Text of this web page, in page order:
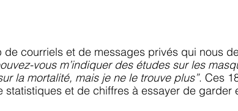
courriels et de messages privés qui nous
vous m’indiquer des études sur les
la mortalité, mais je ne le trouve plus”. Ces
statistiques et de chiffres à essayer de garder